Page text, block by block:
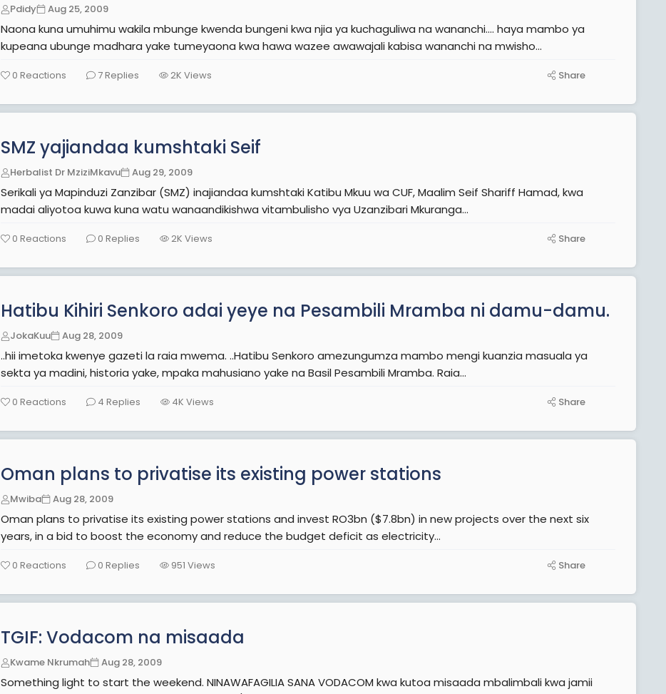
Pdidy Aug 25, 2009
Naona kuna umuhimu wakila mbunge kwenda bungeni kwa njia ya kuchaguliwa na wananchi.... haya mambo ya
kupeana ubunge madhara yake tumeyaona kwa hawa wazee awawajali kabisa wananchi na mwisho...
0 Reactions 7Replies 2K Views Share
SMZ yajiandaa kumshtaki Seif
Herbalist Dr MziziMkavu Aug 29, 2009
Serikali ya Mapinduzi Zanzibar (SMZ) inajiandaa kumshtaki Katibu Mkuu wa CUF, Maalim Seif Shariff Hamad, kwa
madai aliyotoa kuwa kuna watu wanaandikishwa vitambulisho vya Uzanzibari Mkuranga...
0 Reactions 0 Replies 2K Views Share
Hatibu Kihiri Senkoro adai yeye na Pesambili Mramba ni damu-damu.
JokaKuu Aug 28, 2009
..hii imetoka kwenye gazeti la raia mwema. ..Hatibu Senkoro amezungumza mambo mengi kuanzia masuala ya
sekta ya madini, historia yake, mpaka mahusiano yake na Basil Pesambili Mramba. Raia...
0 Reactions 4 Replies 4K Views Share
Oman plans to privatise its existing power stations
Mwiba Aug 28, 2009
Oman plans to privatise its existing power stations and invest RO3bn ($7.8bn) in new projects over the next six
years, in a bid to boost the economy and reduce the budget deficit as electricity...
0 Reactions 0 Replies 951 Views Share
TGIF: Vodacom na misaada
Kwame Nkrumah Aug 28, 2009
Something light to start the weekend. NINAWAFAGILIA SANA VODACOM kwa kutoa misaada mbalimbali kwa jamii